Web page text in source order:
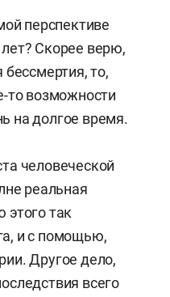
перспективе
Скорее верю,
то,
то возможности
на долгое время.
человеческой
реальная
так
и с помощью,
Другое дело,
всего